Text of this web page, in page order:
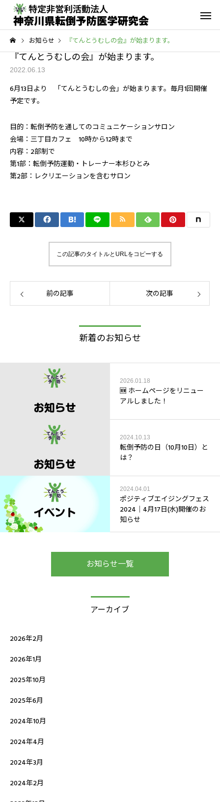
その他の活動
年間活動報告
2023年間活動報告
青葉GoGoクラブ
2月26日 落語の笑い
お知らせ 『てんとうむしの会』が始まります。
『てんとうむしの会』が始まります。
2022.06.13
6月13日より 「てんとうむしの会」が始まります。毎月1回開催
予定です。
目的：転倒予防を通してのコミュニケーションサロン
会場：三丁目カフェ 10時から12時まで
内容：2部制で
第1部：転倒予防運動・トレーナー本杉ひとみ
第2部：レクリエーションを含むサロン
この記事のタイトルとURLをコピーする
前の記事 次の記事
新着のお知らせ
2026.01.18
🆕 ホームページをリニュー
アルしました！
2024.10.13
転倒予防の日（10月10日）と
は？
2024.04.01
ポジティブエイジングフェス
2024｜4月17日(水)開催のお
知らせ
お知らせ一覧
アーカイブ
2026年2月
2026年1月
2025年10月
2025年6月
2024年10月
2024年4月
2024年3月
2024年2月